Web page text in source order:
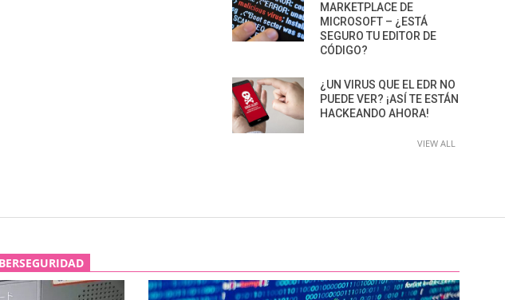
MARKETPLACE DE
MICROSOFT – ¿ESTÁ
SEGURO TU EDITOR DE
CÓDIGO?
¿UN VIRUS QUE EL EDR NO
PUEDE VER? ¡ASÍ TE ESTÁN
HACKEANDO AHORA!
VIEW ALL